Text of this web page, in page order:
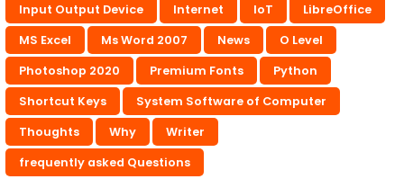
Input Output Device
Internet IoT
LibreOffice
MS Excel
Ms Word 2007 News
O Level
Photoshop 2020
Premium Fonts
Python
Shortcut Keys
System Software of Computer
Thoughts
Why
Writer
frequently asked Questions